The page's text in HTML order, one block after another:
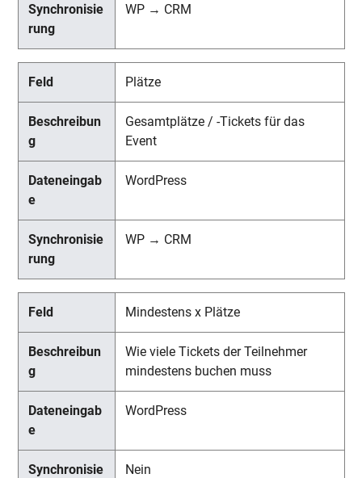
WP → CRM
Plätze
Gesamtplätze / -Tickets für das
Event
WordPress
WP → CRM
Mindestens x Plätze
Wie viele Tickets der Teilnehmer
mindestens buchen muss
WordPress
Nein